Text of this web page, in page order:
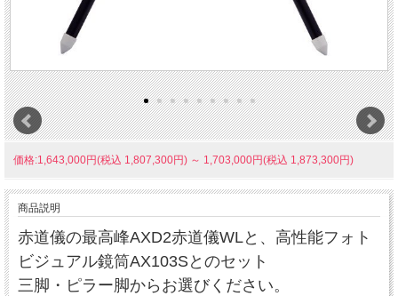
価格:1,643,000円(税込 1,807,300円) ～ 1,703,000円(税込 1,873,300円)
商品説明
赤道儀の最高峰AXD2赤道儀WLと、高性能フォト
ビジュアル鏡筒AX103Sとのセット
三脚・ピラー脚からお選びください。